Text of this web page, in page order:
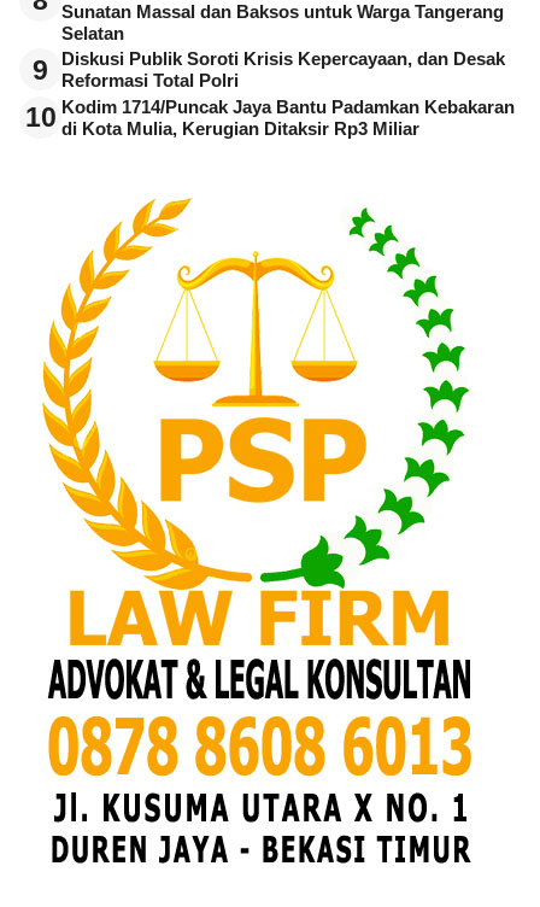
Sunatan Massal dan Baksos untuk Warga Tangerang
Selatan
9
Diskusi Publik Soroti Krisis Kepercayaan, dan Desak
Reformasi Total Polri
10 Kodim 1714/Puncak Jaya Bantu Padamkan Kebakaran
di Kota Mulia, Kerugian Ditaksir Rp3 Miliar